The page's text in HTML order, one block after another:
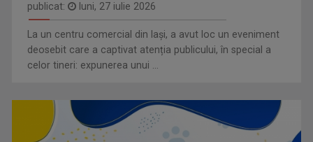
publicat: luni, 27 iulie 2026
La un centru comercial din Iași, a avut loc un eveniment
deosebit care a captivat atenția publicului, în special a
celor tineri: expunerea unui ...